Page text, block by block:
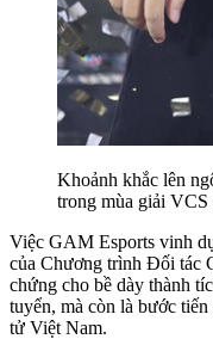
Khoảnh khắc lên
trong mùa giải VCS
Việc GAM Esports vinh
của Chương trình Đối tác
chứng cho bề dày thành
tuyển, mà còn là bước
tử Việt Nam.